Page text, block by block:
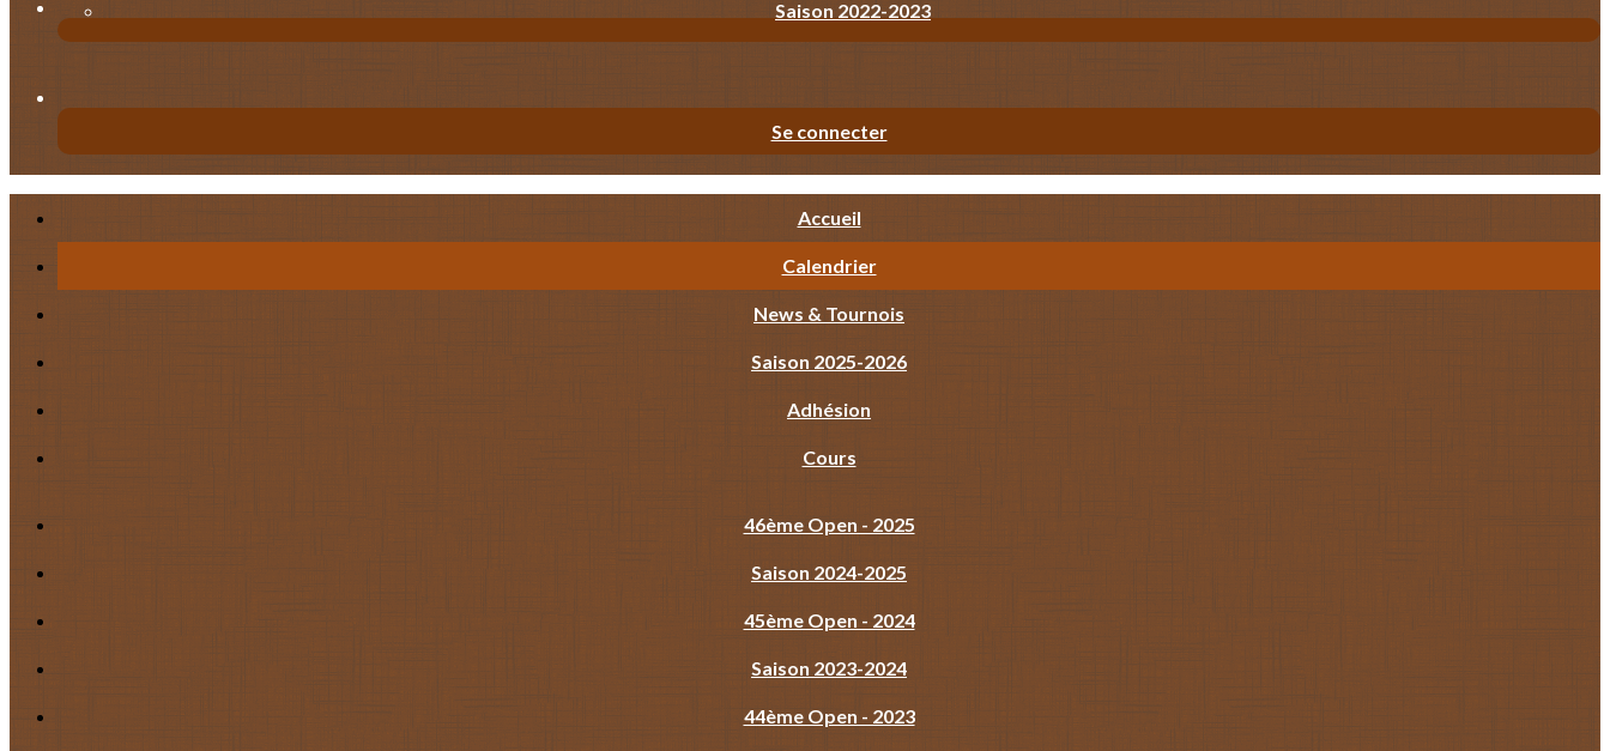
Saison 2022-2023
Se connecter
Accueil
Calendrier
News & Tournois
Saison 2025-2026
Adhésion
Cours
46ème Open - 2025
Saison 2024-2025
45ème Open - 2024
Saison 2023-2024
44ème Open - 2023